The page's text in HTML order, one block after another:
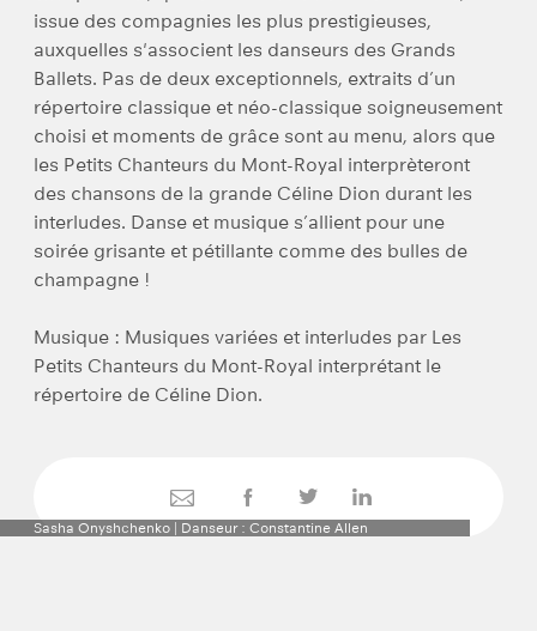
Sasha Onyshchenko | Danseur : Constantine Allen
issue des compagnies les plus prestigieuses,
auxquelles s'associent les danseurs des Grands
Ballets. Pas de deux exceptionnels, extraits d’un
répertoire classique et néo-classique soigneusement
choisi et moments de grâce sont au menu, alors que
les Petits Chanteurs du Mont-Royal interprèteront
des chansons de la grande Céline Dion durant les
interludes. Danse et musique s’allient pour une
soirée grisante et pétillante comme des bulles de
champagne !
Musique : Musiques variées et interludes par Les
Petits Chanteurs du Mont-Royal interprétant le
répertoire de Céline Dion.